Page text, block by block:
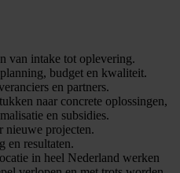
van intake tot oplevering.
budget en kwaliteit.
en partners.
naar concrete oplossingen,
en subsidies.
nieuwe projecten.
en resultaten.
in heel Nederland werken